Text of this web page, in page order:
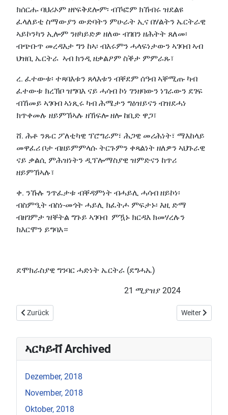
ክሰርሑ ባህሪኦም ዘየፍቅደሎም፡ ብኾፎም ክኸብሩ ዝደልዩ
ፈላለይቲ ስማውያን ውድባትን ምሁራት ኢና በሃልትን ኤርትራዊ
ኣይኮንካን ኢሎም ንዘካይድዎ ዘለው ብገበን ዘሕትት ጸለመ፡
ብጭቡጥ መረዳእታ ግን ከኣ፡ ብእሩምን ሓላፍነታውን ኣገባብ ኣብ
ህዝቢ ኤርትራ ኣብ ክንዲ ዘቃልዖም ስቕታ ምምራጹ፣
ረ. ፈተውቱ፡ ተጻባእቱን ጸላእቱን ብቐደም ሰዓብ ኣቐሚጡ ካብ
ፈተውቱ ክረኽቦ ዝግባእ ናይ ሓሳብ ኮነ ገንዘባውን ነገራውን ደገፍ
ብኸመይ ኣገባብ ኣነጺሩ ካብ ሕሜታን ግዕዝይናን ብዝደሓነ
ክጥቀመሉ ዘይምኽኣሉ ዘኽፍሎ ዘሎ ከቢድ ዋጋ፣
ሸ. ሕቶ ንጹር ፖለቲካዊ ፕሮግራም፣ ሕጋዊ መሪሕነት፣ ማእከላይ
መዋፈሪ ቦታ ብዘይምምላሱ ትርጉምን ቀጻልነት ዘለዎን ኣህጉራዊ
ናይ ቃልሲ ምሕዝነትን ዲፕሎማስያዊ ዝምድናን ከጥሪ
ዘይምኽኣሉ፣
ቀ. ንኹሉ ንጥፈታቱ ብቐዳምነት ብሓይሊ ሓሳብ ዘይኮነ፡
ብስምዒት ብስነ-መጎት ሓይሊ ክፈትሖ ምፍታኑ፡ እዚ ድማ
ብዘገምታ ዝቐትል ግጉይ ኣገባብ ምዃኑ ክርዳእ ክመሃረሉን
ክእርሞን ይግባእ።
ደሞክራስያዊ ግንባር ሓድነት ኤርትራ (ደግሓኤ)
21 ሚያዝያ 2024
Vorheriger Beitrag: ሓድነት ክረጋገጽ፡ ናይ እምነትን ተግባርን ውህደት ክህሉ
Zurück Nächster
Weiter
ኣርካይቭ Archived
Dezember, 2018
November, 2018
Oktober, 2018